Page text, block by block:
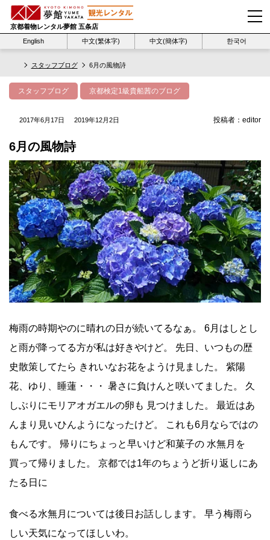
京都着物レンタル夢館 五条店
English
中文(繁体字) 中文(簡体字) 한국어
スタッフブログ 6月の風物詩
スタッフブログ 京都検定1級貴船茜のブログ
2017年6月17日 2019年12月2日 投稿者： editor
6月の風物詩
梅雨の時期やのに晴れの日が続いてるなぁ。 6月はしとし
と雨が降ってる方が私は好きやけど。 先日、いつもの歴
史散策してたら きれいなお花をようけ見ました。 紫陽
花、ゆり、睡蓮・・・ 暑さに負けんと咲いてました。 久
しぶりにモリアオガエルの卵も 見つけました。 最近はあ
んまり見いひんようになったけど。 これも6月ならではの
もんです。 帰りにちょっと早いけど和菓子の 水無月を
買って帰りました。 京都では1年のちょうど折り返しにあ
たる日に
食べる水無月については後日お話しします。 早う梅雨ら
しい天気になってほしいわ。